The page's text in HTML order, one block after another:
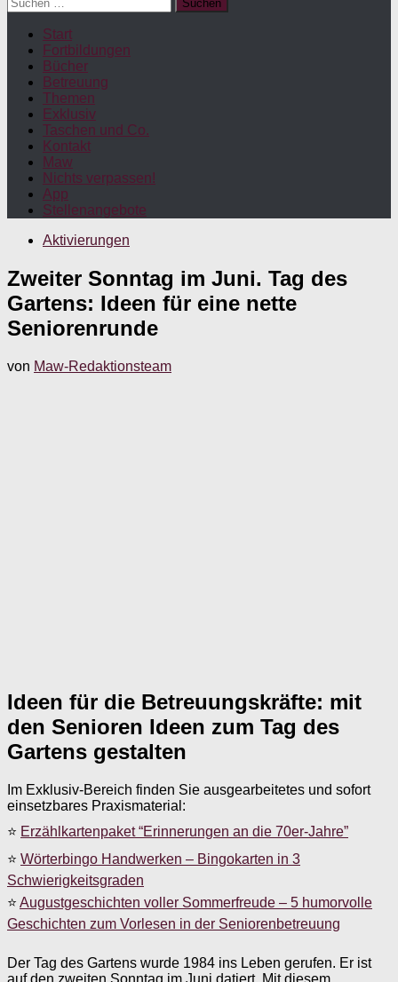
nach:
Start
Fortbildungen
Bücher
Betreuung
Themen
Exklusiv
Taschen und Co.
Kontakt
Maw
Nichts verpassen!
App
Stellenangebote
Aktivierungen
Zweiter Sonntag im Juni. Tag des
Gartens: Ideen für eine nette
Seniorenrunde
von Maw-Redaktionsteam
Ideen für die Betreuungskräfte: mit
den Senioren Ideen zum Tag des
Gartens gestalten
Im Exklusiv-Bereich finden Sie ausgearbeitetes und sofort
einsetzbares Praxismaterial:
⭐ Erzählkartenpaket “Erinnerungen an die 70er-Jahre”
⭐ Wörterbingo Handwerken – Bingokarten in 3
Schwierigkeitsgraden
⭐ Augustgeschichten voller Sommerfreude – 5 humorvolle
Geschichten zum Vorlesen in der Seniorenbetreuung
Der Tag des Gartens wurde 1984 ins Leben gerufen. Er ist
auf den zweiten Sonntag im Juni datiert. Mit diesem